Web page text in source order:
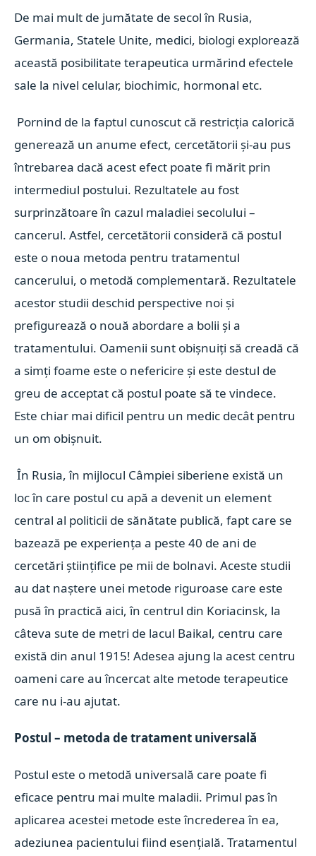
De mai mult de jumătate de secol în Rusia,
Germania, Statele Unite, medici, biologi explorează
această posibilitate terapeutica urmărind efectele
sale la nivel celular, biochimic, hormonal etc.
Pornind de la faptul cunoscut că restricția calorică
generează un anume efect, cercetătorii și-au pus
întrebarea dacă acest efect poate fi mărit prin
intermediul postului. Rezultatele au fost
surprinzătoare în cazul maladiei secolului –
cancerul. Astfel, cercetătorii consideră că postul
este o noua metoda pentru tratamentul
cancerului, o metodă complementară. Rezultatele
acestor studii deschid perspective noi și
prefigurează o nouă abordare a bolii și a
tratamentului. Oamenii sunt obișnuiți să creadă că
a simți foame este o nefericire și este destul de
greu de acceptat că postul poate să te vindece.
Este chiar mai dificil pentru un medic decât pentru
un om obișnuit.
În Rusia, în mijlocul Câmpiei siberiene există un
loc în care postul cu apă a devenit un element
central al politicii de sănătate publică, fapt care se
bazează pe experiența a peste 40 de ani de
cercetări științifice pe mii de bolnavi. Aceste studii
au dat naștere unei metode riguroase care este
pusă în practică aici, în centrul din Koriacinsk, la
câteva sute de metri de lacul Baikal, centru care
există din anul 1915! Adesea ajung la acest centru
oameni care au încercat alte metode terapeutice
care nu i-au ajutat.
Postul – metoda de tratament universală
Postul este o metodă universală care poate fi
eficace pentru mai multe maladii. Primul pas în
aplicarea acestei metode este încrederea în ea,
adeziunea pacientului fiind esențială. Tratamentul